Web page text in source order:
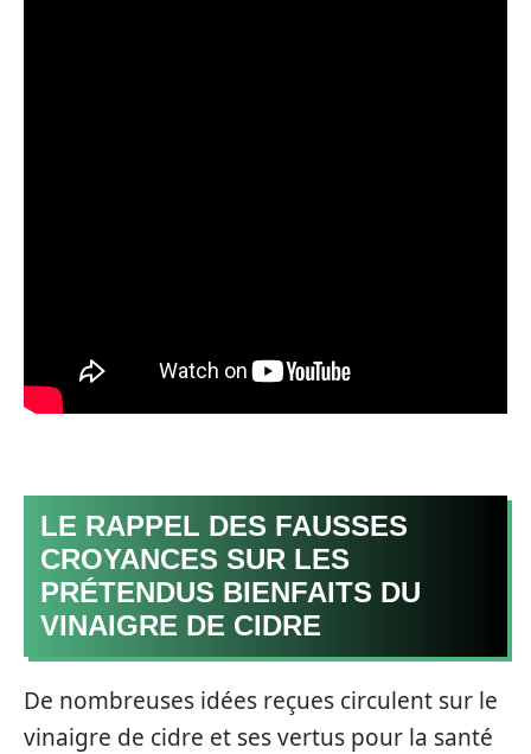
LE RAPPEL DES FAUSSES
CROYANCES SUR LES
PRÉTENDUS BIENFAITS DU
VINAIGRE DE CIDRE
De nombreuses idées reçues circulent sur le
vinaigre de cidre et ses vertus pour la santé